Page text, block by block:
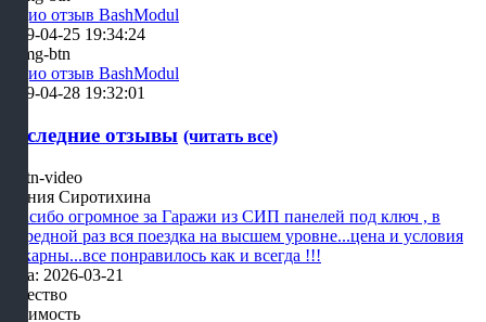
Аудио отзыв BashModul
2019-04-25 19:34:24
Аудио отзыв BashModul
2019-04-28 19:32:01
Последние отзывы (читать все)
Ксения Сиротихина
Спасибо огромное за Гаражи из СИП панелей под ключ , в
очередной раз вся поездка на высшем уровне...цена и условия
шикарны...все понравилось как и всегда !!!
Дата: 2026-03-21
Качество
Стоимость